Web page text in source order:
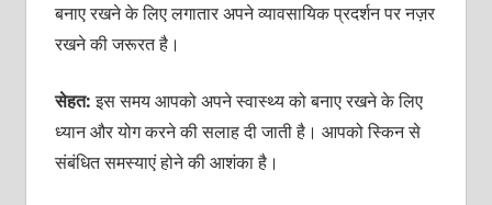
बनाए रखने के लिए लगातार अपने व्‍यावसायिक प्रदर्शन पर नज़र
रखने की जरूरत है।
सेहत:इस समय आपको अपने स्‍वास्‍थ्‍य को बनाए रखने के लिए
ध्‍यान और योग करने की सलाह दी जाती है। आपको स्किन से
संबंधित समस्‍याएं होने की आशंका है।